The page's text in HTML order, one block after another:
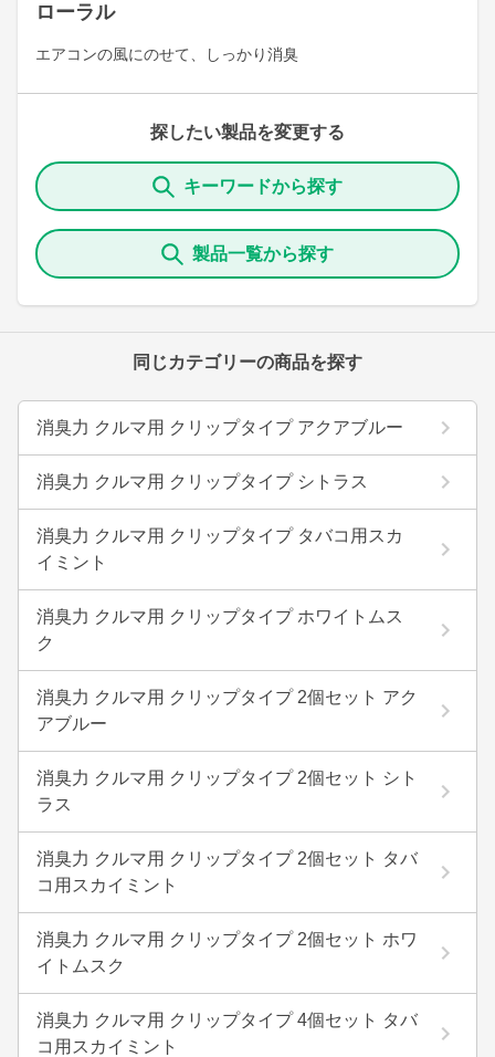
ローラル
エアコンの風にのせて、しっかり消臭
探したい製品を変更する
キーワードから探す
製品一覧から探す
同じカテゴリーの商品を探す
消臭力 クルマ用 クリップタイプ アクアブルー
消臭力 クルマ用 クリップタイプ シトラス
消臭力 クルマ用 クリップタイプ タバコ用スカ
イミント
消臭力 クルマ用 クリップタイプ ホワイトムス
ク
消臭力 クルマ用 クリップタイプ 2個セット アク
アブルー
消臭力 クルマ用 クリップタイプ 2個セット シト
ラス
消臭力 クルマ用 クリップタイプ 2個セット タバ
コ用スカイミント
消臭力 クルマ用 クリップタイプ 2個セット ホワ
イトムスク
消臭力 クルマ用 クリップタイプ 4個セット タバ
コ用スカイミント